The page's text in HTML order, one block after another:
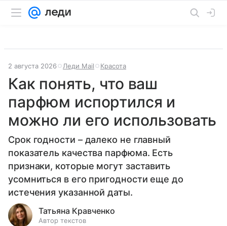
2 августа 2026 Леди Mail Красота
Как понять, что ваш
парфюм испортился и
можно ли его использовать
Срок годности – далеко не главный
показатель качества парфюма. Есть
признаки, которые могут заставить
усомниться в его пригодности еще до
истечения указанной даты.
Татьяна Кравченко
Автор текстов